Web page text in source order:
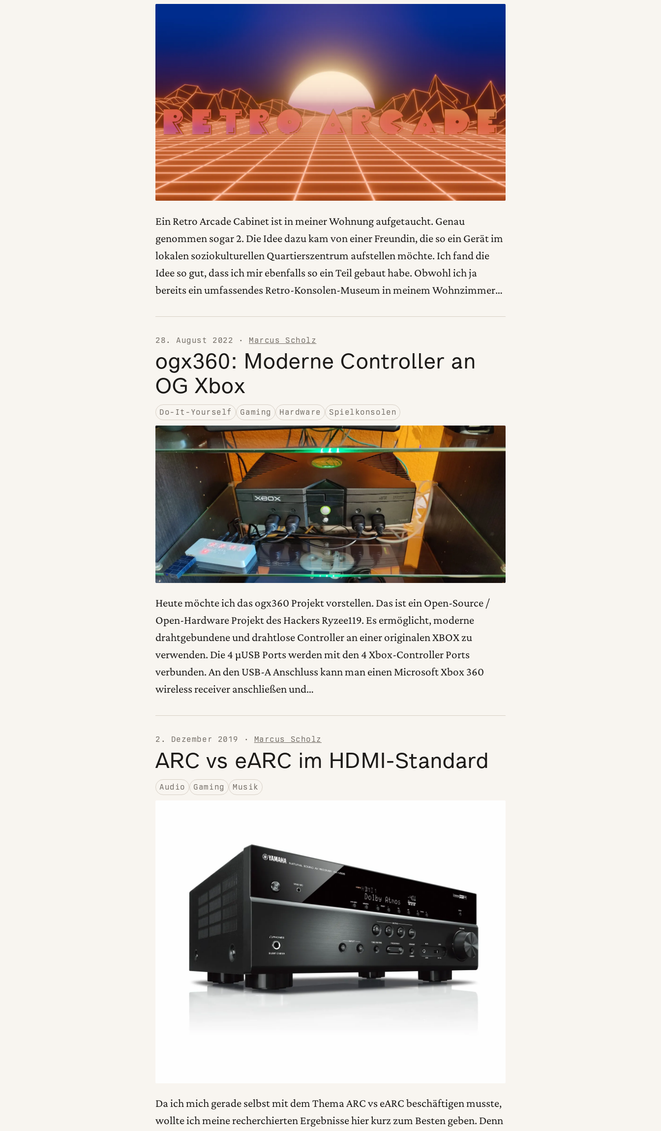
Ein Retro Arcade Cabinet ist in meiner Wohnung aufgetaucht. Genau
genommen sogar 2. Die Idee dazu kam von einer Freundin, die so ein Gerät im
lokalen soziokulturellen Quartierszentrum aufstellen möchte. Ich fand die
Idee so gut, dass ich mir ebenfalls so ein Teil gebaut habe. Obwohl ich ja
bereits ein umfassendes Retro-Konsolen-Museum in meinem Wohnzimmer…
28. August 2022 · Marcus Scholz
ogx360: Moderne Controller an
OG Xbox
Do-It-Yourself Gaming Hardware Spielkonsolen
Heute möchte ich das ogx360 Projekt vorstellen. Das ist ein Open-Source /
Open-Hardware Projekt des Hackers Ryzee119. Es ermöglicht, moderne
drahtgebundene und drahtlose Controller an einer originalen XBOX zu
verwenden. Die 4 µUSB Ports werden mit den 4 Xbox-Controller Ports
verbunden. An den USB-A Anschluss kann man einen Microsoft Xbox 360
wireless receiver anschließen und…
2. Dezember 2019 · Marcus Scholz
ARC vs eARC im HDMI-Standard
Audio Gaming Musik
Da ich mich gerade selbst mit dem Thema ARC vs eARC beschäftigen musste,
wollte ich meine recherchierten Ergebnisse hier kurz zum Besten geben. Denn